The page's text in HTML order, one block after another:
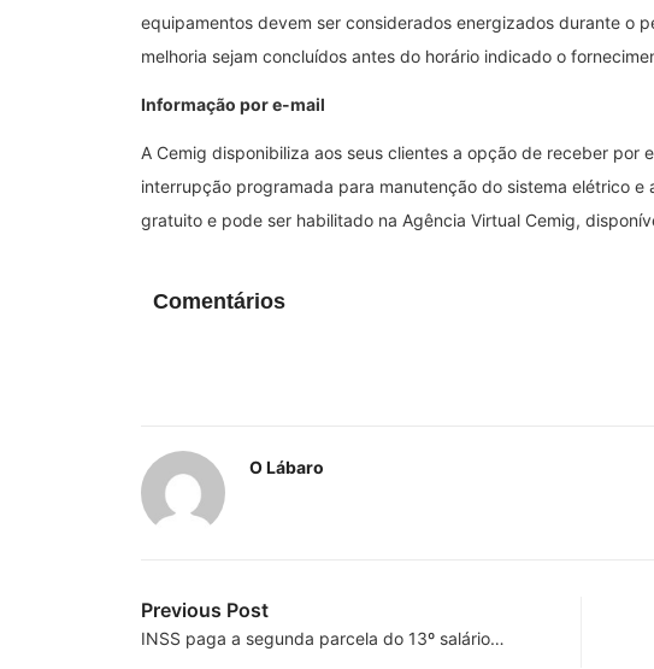
equipamentos devem ser considerados energizados durante o
melhoria sejam concluídos antes do horário indicado o
Informação por e-mail
A Cemig disponibiliza aos seus clientes a opção de receber por
interrupção programada para manutenção do sistema elétrico
gratuito e pode ser habilitado na Agência Virtual Cemig,
Comentários
O Lábaro
Previous Post
INSS paga a segunda parcela do 13º salário…